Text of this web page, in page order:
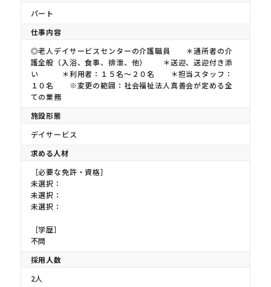
パート
仕事内容
◎老人デイサービスセンターの介護職員 ＊通所者の介
護全般（入浴、食事、排泄、他） ＊送迎、送迎付き添
い ＊利用者：１５名〜２０名 ＊担当スタッフ：
１０名 ※変更の範囲：社会福祉法人真善会が定める全
ての業務
施設形態
デイサービス
求める人材
［必要な免許・資格］
未選択：
未選択：
未選択：
［学歴］
不問
採用人数
2人